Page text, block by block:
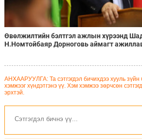
Өвөлжилтийн бэлтгэл ажлын хүрээнд
Н.Номтойбаяр Дорноговь аймагт
АНХААРУУЛГА: Та сэтгэгдэл бичихдээ хууль
хэмжээг хүндэтгэнэ үү. Хэм хэмжээ зөрчсөн
эрхтэй.